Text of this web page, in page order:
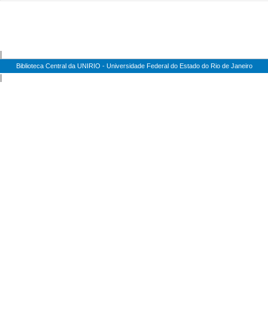
Biblioteca Central da UNIRIO - Universidade Federal do Estado do Rio de Janeiro